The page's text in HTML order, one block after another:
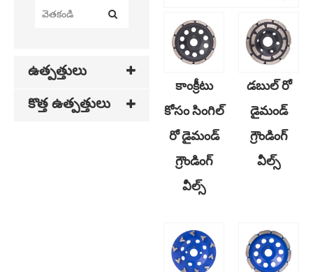
ఉత్పత్తులు
కొత్త ఉత్పత్తులు
కాంక్రీటు
కోసం సింగిల్
రో డైమండ్
గ్రౌండింగ్
వీల్స్
డబుల్ రో
డైమండ్
గ్రౌండింగ్
వీల్స్